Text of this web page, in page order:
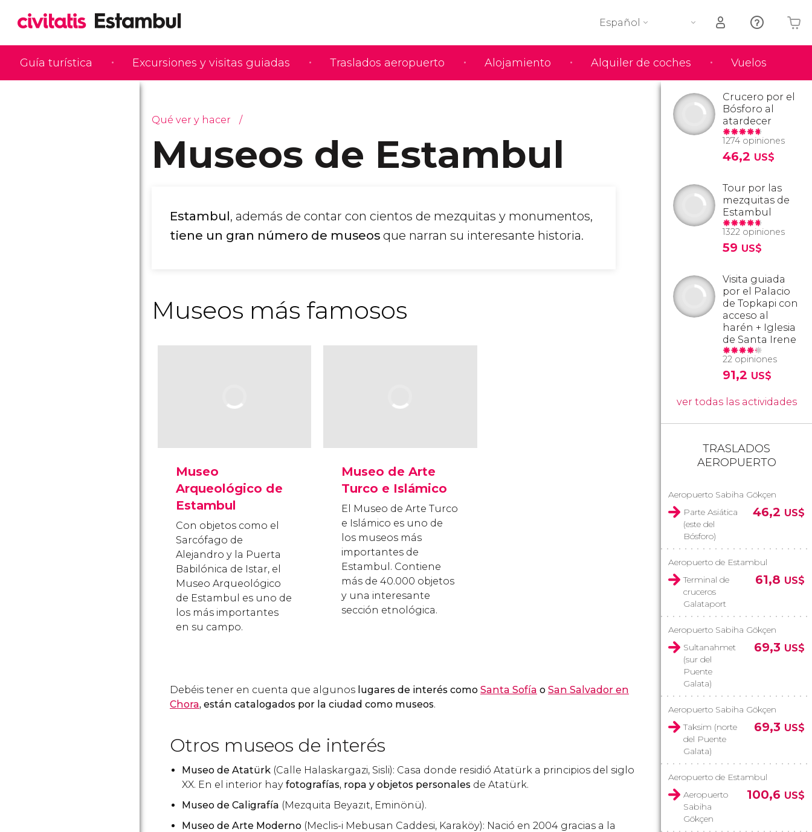
Guía turística Excursiones y visitas guiadas Traslados aeropuerto Alojamiento Alquiler de coches Vuelos
Español
Tu carrito está vacío
Qué ver y hacer
Museos de Estambul
Estambul, además de contar con cientos de mezquitas y monumentos,
tiene un gran número de museos que narran su interesante historia.
Museos más famosos
Museo
Arqueológico de
Estambul
Con objetos como el
Sarcófago de
Alejandro y la Puerta
Babilónica de Istar, el
Museo Arqueológico
de Estambul es uno de
los más importantes
en su campo.
Museo de Arte
Turco e Islámico
El Museo de Arte Turco
e Islámico es uno de
los museos más
importantes de
Estambul. Contiene
más de 40.000 objetos
y una interesante
sección etnológica.
Debéis tener en cuenta que algunos lugares de interés como Santa Sofía o San Salvador en
Chora, están catalogados por la ciudad como museos.
Otros museos de interés
Museo de Atatürk (Calle Halaskargazi, Sisli): Casa donde residió Atatürk a principios del siglo
XX. En el interior hay fotografías, ropa y objetos personales de Atatürk.
Museo de Caligrafía (Mezquita Beyazıt, Eminönü).
Museo de Arte Moderno (Meclis-i Mebusan Caddesi, Karaköy): Nació en 2004 gracias a la
Crucero por el
Bósforo al
atardecer
1274 opiniones
46,2 US$
Tour por las
mezquitas de
Estambul
1322 opiniones
59 US$
Visita guiada
por el Palacio
de Topkapi con
acceso al
harén + Iglesia
de Santa Irene
22 opiniones
91,2 US$
ver todas las actividades
TRASLADOS
AEROPUERTO
Aeropuerto Sabiha Gökçen
Parte Asiática
(este del
Bósforo)
46,2 US$
Aeropuerto de Estambul
Terminal de
cruceros
Galataport
61,8 US$
Aeropuerto Sabiha Gökçen
Sultanahmet
(sur del
Puente
Galata)
69,3 US$
Aeropuerto Sabiha Gökçen
Taksim (norte
del Puente
Galata)
69,3 US$
Aeropuerto de Estambul
Aeropuerto
Sabiha
Gökçen
100,6 US$